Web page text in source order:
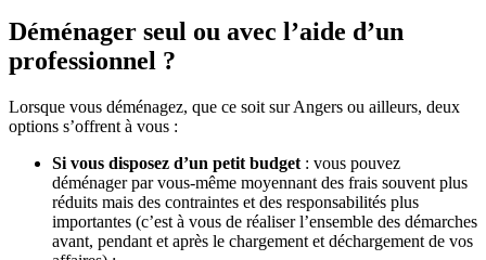
Déménager seul ou avec l’aide d’un
professionnel ?
Lorsque vous déménagez, que ce soit sur Angers ou ailleurs, deux
options s’offrent à vous :
Si vous disposez d’un petit budget : vous pouvez
déménager par vous-même moyennant des frais souvent plus
réduits mais des contraintes et des responsabilités plus
importantes (c’est à vous de réaliser l’ensemble des démarches
avant, pendant et après le chargement et déchargement de vos